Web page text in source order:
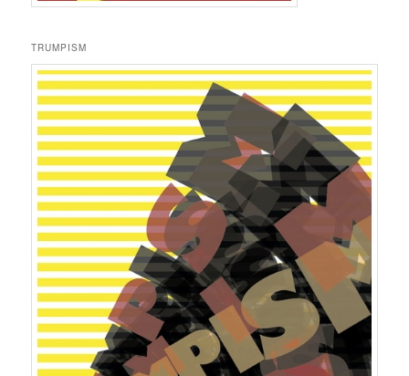
TRUMPISM